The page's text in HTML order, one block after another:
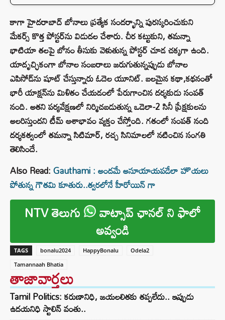
కాగా హైదరాబాద్ బోనాలు ప్రత్యేక సందర్భాన్ని పురస్కరించుకుని
మేకర్స్ కొత్త పోస్టర్‌ను విడుదల చేశారు. చీర కట్టుకుని, తమన్నా
భాటియా తలపై బోనం తీసుకు వెళుతున్న పోస్టర్‌ చూడ చక్కగా ఉంది.
యాదృచ్ఛికంగా బోనాల సంబరాలు జరుగుతున్నప్పుడు బోనాల
ఎపిసోడ్‌ను షూట్ చేస్తున్నారు ఓదెల యూనిట్. బలమైన కథా,కథనంతో
భారీ యాక్షన్‌ను మిళితం చేయడంలో పేరుగాంచిన దర్శకుడు సంపత్
నంది. అతని పర్యవేక్షణలో నిర్మిచబడుతున్న ఒడెలా-2 సినీ ప్రేక్షకులను
అలరిస్తుందని టీమ్ ఆశాభావం వ్యక్తం చేస్తోంది. గతంలో సంపత్ నంది
దర్శకత్వంలో తమన్నా సిటిమార్, రచ్చ సినిమాలలో నటించిన సంగతి
తెలిసిందే.
Also Read:Gauthami : అందమే అసూయాయపడేలా హొయలు
పోతున్న గౌతమి కూతురు..త్వరలోనే హీరోయిన్ గా
NTV తెలుగు వాట్సాప్ ఛానల్ ని ఫాలో
అవ్వండి
TAGS bonalu2024 HappyBonalu
Odela2
Tamannaah Bhatia
తాజావార్తలు
Tamil Politics: కరుణానిధి, జయలలితకు తప్పలేదు.. ఇప్పుడు
ఉదయనిధి స్టాలిన్ వంతు..